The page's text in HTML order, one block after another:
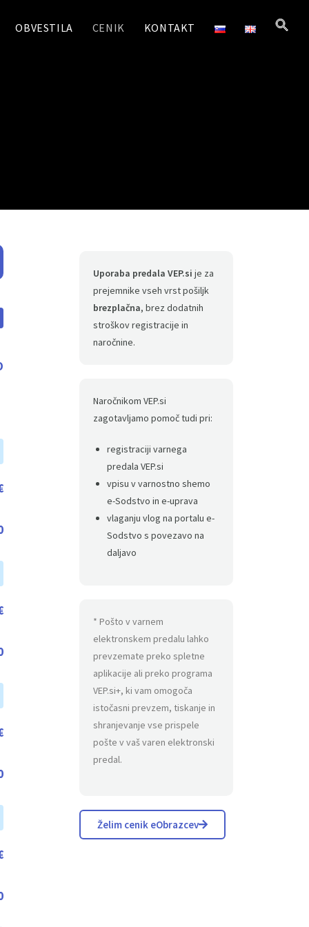
OBVESTILA CENIK KONTAKT
Uporaba predala VEP.si je za
prejemnike vseh vrst pošiljk
brezplačna, brez dodatnih
stroškov registracije in
naročnine.
Naročnikom VEP.si
zagotavljamo pomoč tudi pri:
registraciji varnega
predala VEP.si
vpisu v varnostno shemo
e-Sodstvo in e-uprava
vlaganju vlog na portalu e-
Sodstvo s povezavo na
daljavo
* Pošto v varnem
elektronskem predalu lahko
prevzemate preko spletne
aplikacije ali preko programa
VEP.si+, ki vam omogoča
istočasni prevzem, tiskanje in
shranjevanje vse prispele
pošte v vaš varen elektronski
predal.
Želim cenik eObrazcev